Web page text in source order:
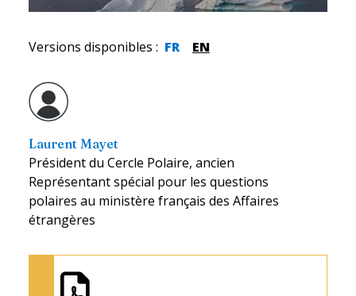
Versions disponibles : FR EN
Laurent Mayet
Président du Cercle Polaire, ancien
Représentant spécial pour les questions
polaires au ministère français des Affaires
étrangères